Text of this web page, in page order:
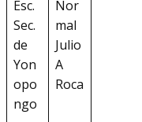
Esc.
Sec.
de
Yon
opo
ngo
Nor
mal
Julio
A
Roca